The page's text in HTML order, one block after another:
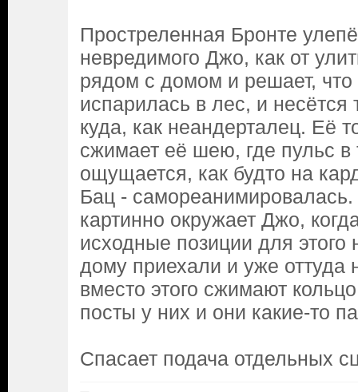
Простреленная Бронте
невредимого Джо, как от
рядом с домом и решает,
испарилась в лес, и
куда, как неандерталец. Её
сжимает её шею, где пульс
ощущается, как будто на
Бац -
картинно окружает Джо,
исходные позиции для этого
дому приехали и уже оттуда
вместо этого сжимают
посты у них и они какие-то
Спасает подача отдельных